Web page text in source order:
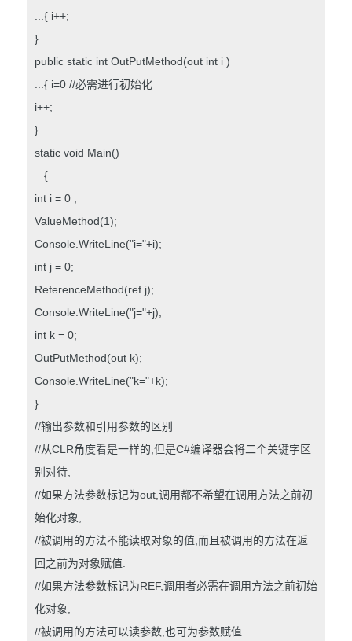
...{ i++;
}
public static int OutPutMethod(out int i )
...{ i=0 //必需进行初始化
i++;
}
static void Main()
...{
int i = 0 ;
ValueMethod(1);
Console.WriteLine("i="+i);
int j = 0;
ReferenceMethod(ref j);
Console.WriteLine("j="+j);
int k = 0;
OutPutMethod(out k);
Console.WriteLine("k="+k);
}
//输出参数和引用参数的区别
//从CLR角度看是一样的,但是C#编译器会将二个关键字区
别对待,
//如果方法参数标记为out,调用都不希望在调用方法之前初
始化对象,
//被调用的方法不能读取对象的值,而且被调用的方法在返
回之前为对象赋值.
//如果方法参数标记为REF,调用者必需在调用方法之前初始
化对象,
//被调用的方法可以读参数,也可为参数赋值.